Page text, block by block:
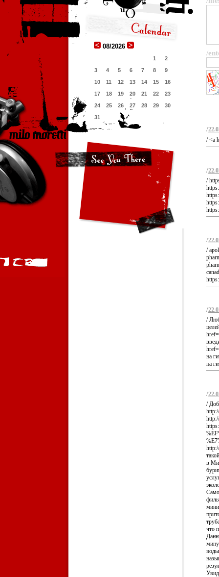
08/2026
1
2
3
4 5 6 7 8
9
10
11 12 13 14 15
16
17
18 19 20 21 22
23
24
25 26 27 28 29
30
31
/
/
/ <a
/
/
/
/
/
/
на
на
/
/
в
что
воды